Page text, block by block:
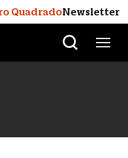
QuadradoNewsletter